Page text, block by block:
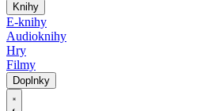
Knihy
E-knihy
Audioknihy
Hry
Filmy
Doplnky